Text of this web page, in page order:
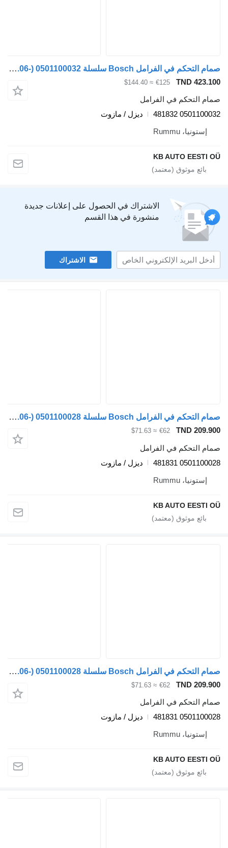
صمام التحكم في الفرامل Bosch سلسلة K (01.06-) 0501100032 لـ الباصات Scania K,N,F-series bus (2006-)
TND 423.100
€125
≈ $144.40
صمام التحكم في الفرامل
0501100032 481832
ديزل / مازوت
إستونيا، Rummu
KB AUTO EESTI OÜ
الاشتراك في الحصول على إعلانات جديدة
منشورة في هذا القسم
الاشتراك
صمام التحكم في الفرامل Bosch سلسلة K (01.06-) 0501100028 لـ الباصات Scania K,N,F-series bus (2006-)
TND 209.900
€62
≈ $71.63
صمام التحكم في الفرامل
0501100028 481831
ديزل / مازوت
إستونيا، Rummu
KB AUTO EESTI OÜ
صمام التحكم في الفرامل Bosch سلسلة K (01.06-) 0501100028 لـ الباصات Scania K,N,F-series bus (2006-)
TND 209.900
€62
≈ $71.63
صمام التحكم في الفرامل
0501100028 481831
ديزل / مازوت
إستونيا، Rummu
KB AUTO EESTI OÜ